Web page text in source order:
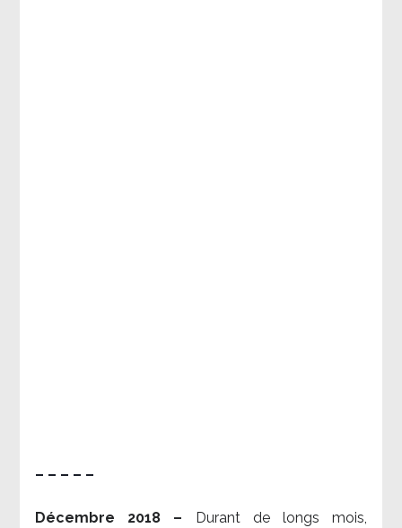
– – – – –
Décembre 2018 –
Durant de longs mois,